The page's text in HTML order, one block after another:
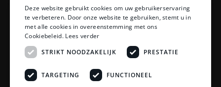
Klantenservice
Betaalmethoden
Openingstijden showroom
Afhalen en bezorgen
Retourprocedure
Veelgestelde vragen
Legservice
DUTCH
Deze website gebruikt cookies om uw gebruikerservaring
te verbeteren. Door onze website te gebruiken, stemt u in
met alle cookies in overeenstemming met ons
Cookiebeleid. Lees verder
STRIKT NOODZAKELIJK
PRESTATIE
TARGETING FUNCTIONEEL